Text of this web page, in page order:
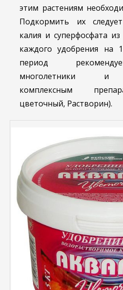
этим растениям
Подкормить их
калия и суперфосфата
каждого удобрения на
период
многолетники и
комплексным
цветочный, Растворин).